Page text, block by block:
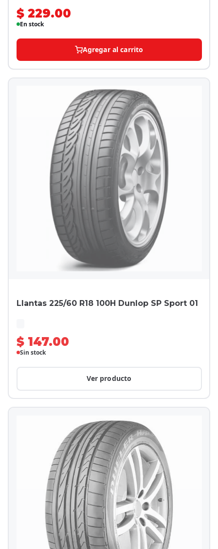
$ 229.00
En stock
Agregar al carrito
Llantas 225/60 R18 100H Dunlop SP Sport 01
$ 147.00
Sin stock
Ver producto